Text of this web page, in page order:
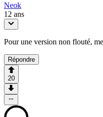
Neok
12 ans
Pour une version non flouté,
Répondre
20